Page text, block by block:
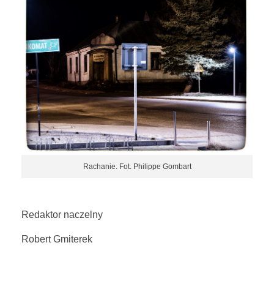
Rachanie. Fot. Philippe Gombart
Redaktor naczelny
Robert Gmiterek